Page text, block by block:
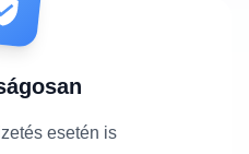
esetén is